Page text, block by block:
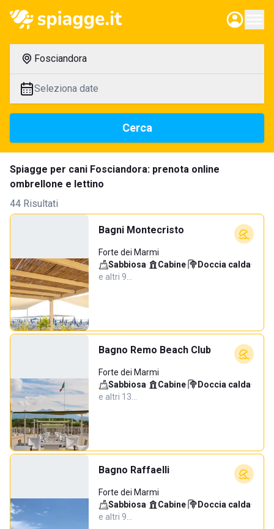
Fosciandora
Seleziona date
Cerca
Spiagge per cani Fosciandora: prenota online
ombrellone e lettino
44 Risultati
Bagni Montecristo
Forte dei Marmi
Sabbiosa· Cabine· Doccia calda·
e altri 9…
Bagno Remo Beach Club
Forte dei Marmi
Sabbiosa· Cabine· Doccia calda·
e altri 13…
Bagno Raffaelli
Forte dei Marmi
Sabbiosa· Cabine· Doccia calda·
e altri 9…